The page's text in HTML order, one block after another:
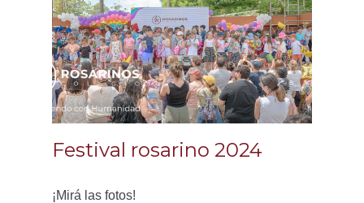
Contacto
Festival rosarino 2024
¡Mirá las fotos!